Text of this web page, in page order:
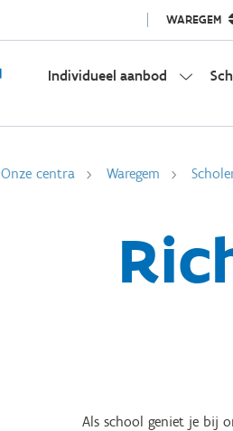
WAREGEM
Individueel aanbod
Onze centra Waregem
Als school geniet je bij